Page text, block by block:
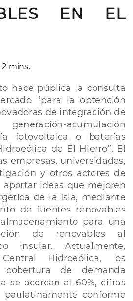
EN EL
2 mins.
hace pública la consulta
“para la obtención
de integración de
acumulación
fotovoltaica o baterías
de El Hierro”. El
empresas, universidades,
y otros actores de
ideas que mejoren
de la Isla, mediante
de fuentes renovables
para una
de renovables al
insular. Actualmente,
Hidroeólica, los
cobertura de demanda
se acercan al 60%, cifras
paulatinamente conforme